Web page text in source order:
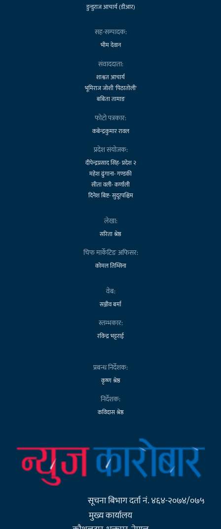
डुन्डुराज आचार्य (डीआर)
सह-सम्पादक:
भीम देवान
संवाददाता:
शाश्वत आचार्य
भूमिराज जोशी 'पिठातोली'
बबिता तामाङ
फोटो पत्रकार:
कबेन्द्रकुमार रावल
प्रदेश संयोजक:
दीपेन्द्रप्रसाद सिंह- प्रदेश २
महेश ढुंगाना- गण्डकी
सीता वली- कर्णाली
दिनेश बिष्ट- सुदूरपश्चिम
लेखा:
सरिता श्रेष्ठ
चिफ मार्केटिङ अफिसर:
कोमल तिम्सिना
वेब:
सञ्जीव बर्मा
स्तम्भकार:
रविन्द्र भट्टराई
प्रबन्ध निर्देशक:
कृष्ण श्रेष्ठ
निर्देशक:
कविदास श्रेष्ठ
सूचना बिभाग दर्ता नं. ४६४-२०७४/०७५
मुख्य कार्यालय